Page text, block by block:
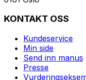
KONTAKT OSS
Kundeservice
Min side
Send inn manus
Presse